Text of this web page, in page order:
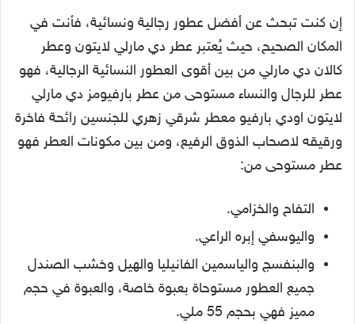
إن كنت تبحث عن أفضل عطور رجالية ونسائية، فأنت في
المكان الصحيح، حيث يُعتبر عطر دي مارلي لايتون وعطر
كالان دي مارلي من بين أقوى العطور النسائية الرجالية، فهو
عطر للرجال والنساء مستوحى من عطر بارفيومز دي مارلي
لايتون اودي بارفيو معطر شرقي زهري للجنسين رائحة فاخرة
ورقيقه لاصحاب الذوق الرفيع، ومن بين مكونات العطر فهو
عطر مستوحى من:
التفاح والخزامي.
واليوسفي إبره الراعي.
والبنفسج والياسمين الفانيليا والهيل وخشب الصندل
جميع العطور مستوحاة بعبوة خاصة، والعبوة في حجم
مميز فهي بحجم 55 ملي.